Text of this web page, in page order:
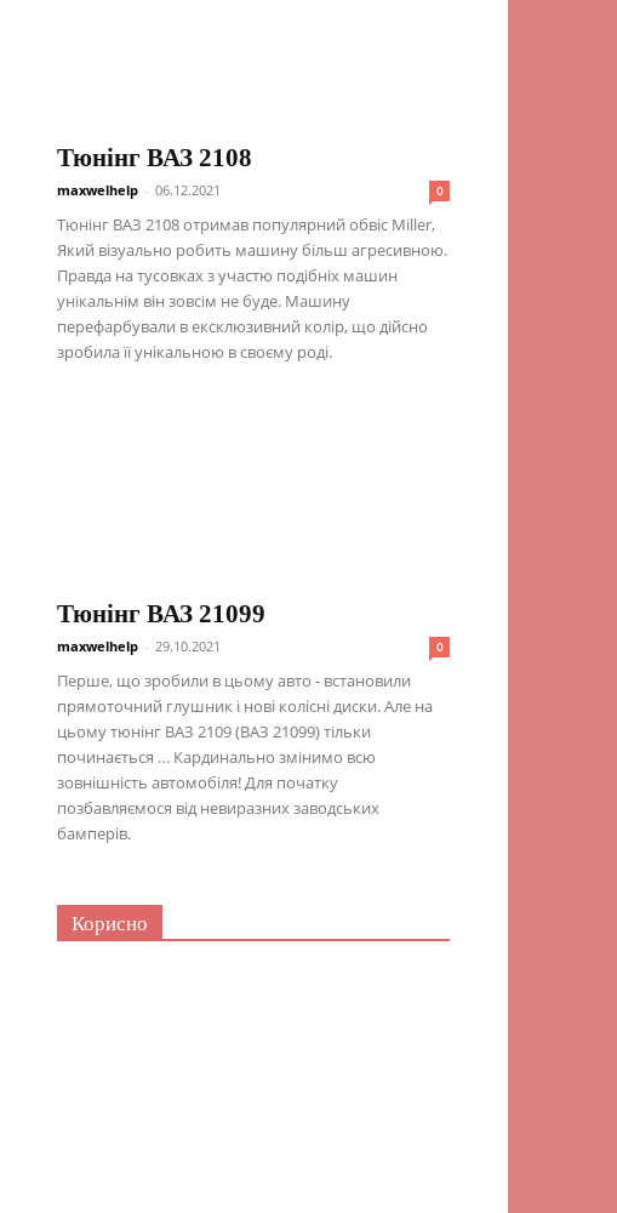
Тюнінг ВАЗ 2108
maxwelhelp - 06.12.2021 0
Тюнінг ВАЗ 2108 отримав популярний обвіс Miller,
Який візуально робить машину більш агресивною.
Правда на тусовках з участю подібніх машин
унікальнім він зовсім не буде. Машину
перефарбували в ексклюзивний колір, що дійсно
зробила її унікальною в своєму роді.
Тюнінг ВАЗ 21099
maxwelhelp - 29.10.2021 0
Перше, що зробили в цьому авто - встановили
прямоточний глушник і нові колісні диски. Але на
цьому тюнінг ВАЗ 2109 (ВАЗ 21099) тільки
починається … Кардинально змінимо всю
зовнішність автомобіля! Для початку
позбавляємося від невиразних заводських
бамперів.
Корисно